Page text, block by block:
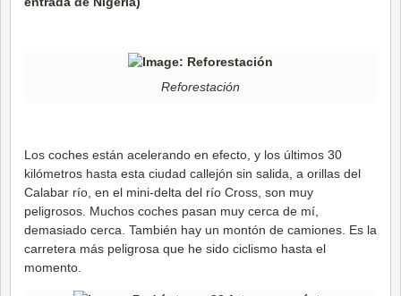
Reforestación
Los coches están acelerando en efecto, y los últimos 30
kilómetros hasta esta ciudad callejón sin salida, a orillas del
Calabar río, en el mini-delta del río Cross, son muy
peligrosos. Muchos coches pasan muy cerca de mí,
demasiado cerca. También hay un montón de camiones. Es la
carretera más peligrosa que he sido ciclismo hasta el
momento.